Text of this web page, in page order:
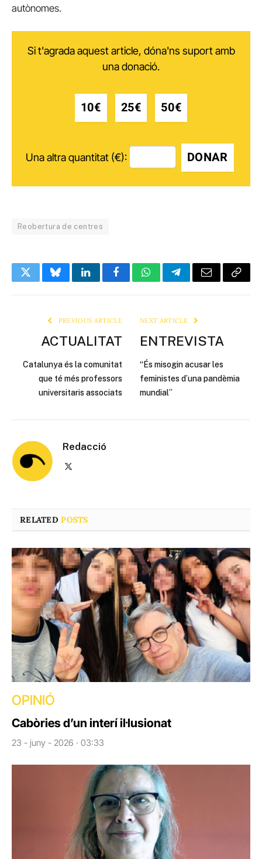
autònomes.
Si t'agrada aquest article, dóna'ns suport amb
una donació.
10€ 25€ 50€
Una altra quantitat (€): DONAR
Reobertura de centres
TwitterBlueskyLinkedInFacebookWhatsAppTelegramEmail Copy
PREVIOUS ARTICLE
ACTUALITAT
Catalunya és la comunitat
que té més professors
universitaris associats
NEXT ARTICLE
ENTREVISTA
“És misogin acusar les
feministes d’una pandèmia
mundial”
Redacció
RELATEDPOSTS
OPINIÓ
Cabòries d’un interí il·lusionat
23 - juny - 2026 · 03:33